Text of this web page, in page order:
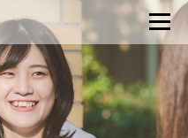
メニュー
事業案内 経営理念
働く環境を知る